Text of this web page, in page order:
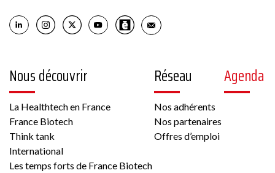
Nous découvrir
La Healthtech en France
France Biotech
Think tank
International
Les temps forts de France Biotech
Réseau
Nos adhérents
Nos partenaires
Offres d’emploi
Agenda